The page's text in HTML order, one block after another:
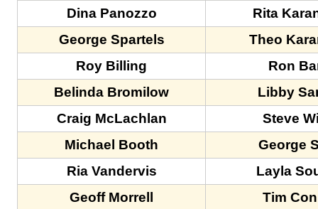
Dina Panozzo
Rita
George Spartels
Theo
Roy Billing
Ron
Belinda Bromilow
Libby
Craig McLachlan
Steve
Michael Booth
George
Ria Vandervis
Layla
Geoff Morrell
Tim